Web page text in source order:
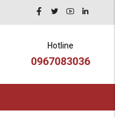
Hotline
0967083036